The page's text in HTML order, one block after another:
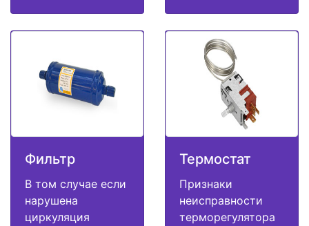
Фильтр
В том случае если
нарушена
циркуляция
Термостат
Признаки
неисправности
терморегулятора